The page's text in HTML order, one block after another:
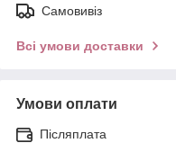
Самовивіз
Всі умови доставки
Умови оплати
Післяплата